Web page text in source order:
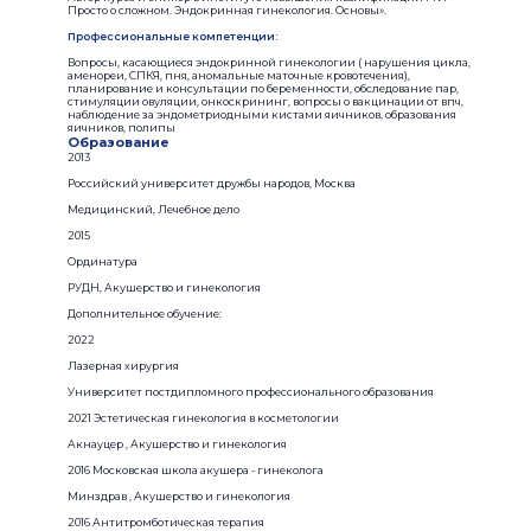
Просто о сложном. Эндокринная гинекология. Основы».
Профессиональные компетенции:
Вопросы, касающиеся эндокринной гинекологии ( нарушения цикла,
аменореи, СПКЯ, пня, аномальные маточные кровотечения),
планирование и консультации по беременности, обследование пар,
стимуляции овуляции, онкоскрининг, вопросы о вакцинации от впч,
наблюдение за эндометриодными кистами яичников, образования
яичников, полипы
Образование
2013
Российский университет дружбы народов, Москва
Медицинский, Лечебное дело
2015
Ординатура
РУДН, Акушерство и гинекология
Дополнительное обучение:
2022
Лазерная хирургия
Университет постдипломного профессионального образования
2021 Эстетическая гинекология в косметологии
Акнауцер , Акушерство и гинекология
2016 Московская школа акушера - гинеколога
Минздрав , Акушерство и гинекология
2016 Антитромботическая терапия